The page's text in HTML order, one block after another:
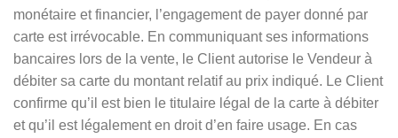
monétaire et financier, l’engagement de payer donné par
carte est irrévocable. En communiquant ses informations
bancaires lors de la vente, le Client autorise le Vendeur à
débiter sa carte du montant relatif au prix indiqué. Le Client
confirme qu’il est bien le titulaire légal de la carte à débiter
et qu’il est légalement en droit d’en faire usage. En cas